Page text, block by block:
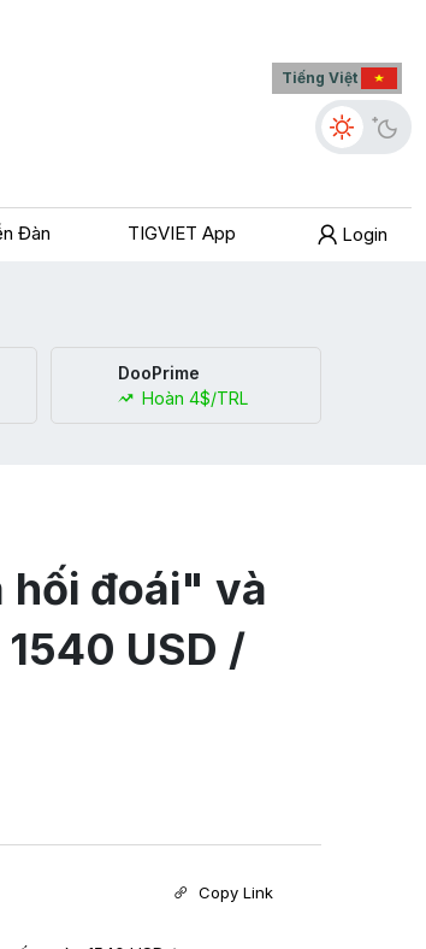
Tiếng Việt
Đàn TIGVIET App Login
DooPrime
Hoàn 4$/TRL
hối đoái" và
USD /
Copy Link